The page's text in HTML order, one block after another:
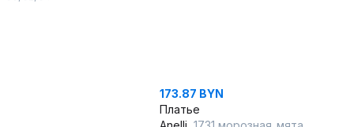
173.87 BYN
Платье